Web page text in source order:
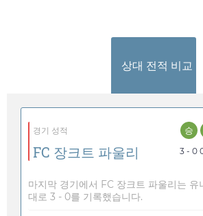
상대 전적 비교
경기 성적
FC 장크트 파울리
승
3 - 0
마지막 경기에서 FC 장크트 파울리는 유
대로 3 - 0를 기록했습니다.